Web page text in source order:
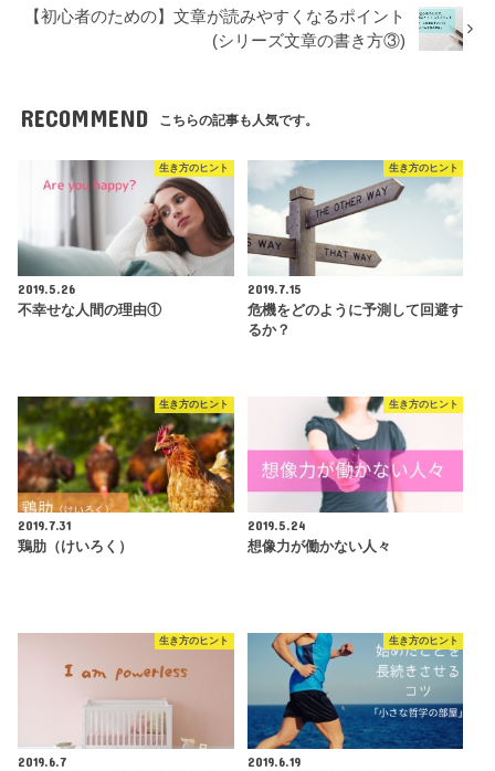
【初心者のための】文章が読みやすくなるポイント
(シリーズ文章の書き方③)
RECOMMEND こちらの記事も人気です。
生き方のヒント
2019.5.26
不幸せな人間の理由①
生き方のヒント
2019.7.15
危機をどのように予測して回避す
るか？
生き方のヒント
2019.7.31
鶏肋（けいろく）
生き方のヒント
2019.5.24
想像力が働かない人々
生き方のヒント
2019.6.7
生き方のヒント
2019.6.19